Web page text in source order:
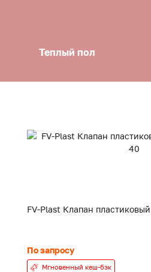
Теплый пол
FV-Plast Клапан
По запросу
Мгновенный кеш-бэк